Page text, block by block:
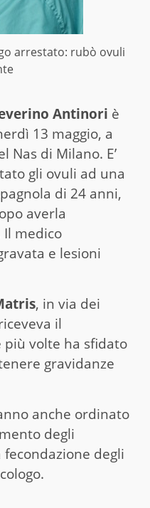
arrestato: rubò ovuli
Antinori è
13 maggio, a
Nas di Milano. E’
gli ovuli ad una
di 24 anni,
averla
medico
e lesioni
, in via dei
il
più volte ha sfidato
gravidanze
anche ordinato
degli
degli